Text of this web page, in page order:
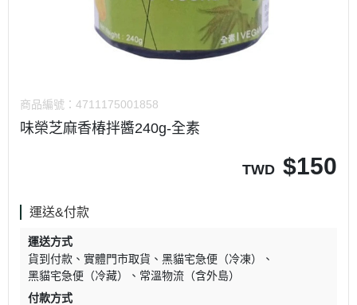
商品編號： 4711175001858
味榮芝麻香椿拌醬240g-全素
TWD $150
運送&付款
運送方式
貨到付款
實體門市取貨
黑貓宅急便（冷凍）
黑貓宅急便（冷藏）
常溫物流（含外島）
付款方式